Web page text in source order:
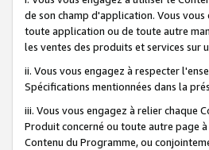
de son champ d'application. Vous vous
toute application ou de toute autre
les ventes des produits et services sur
ii. Vous vous engagez à respecter
Spécifications mentionnées dans la
iii. Vous vous engagez à relier chaque
Produit concerné ou toute autre page
Contenu du Programme, ou